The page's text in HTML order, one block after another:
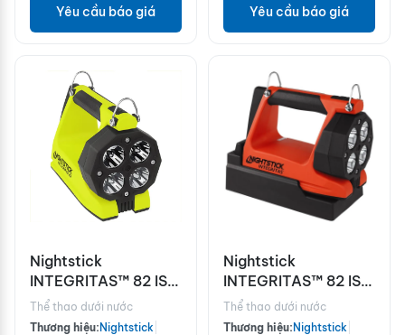
Yêu cầu báo giá Yêu cầu báo giá
Nightstick
INTEGRITAS™ 82 IS
Rechargeable
Lantern
Thể thao dưới nước
Thương hiệu: Nightstick
Nightstick
INTEGRITAS™ 82 IS
Rechargeable
Lantern
Thể thao dưới nước
Thương hiệu: Nightstick